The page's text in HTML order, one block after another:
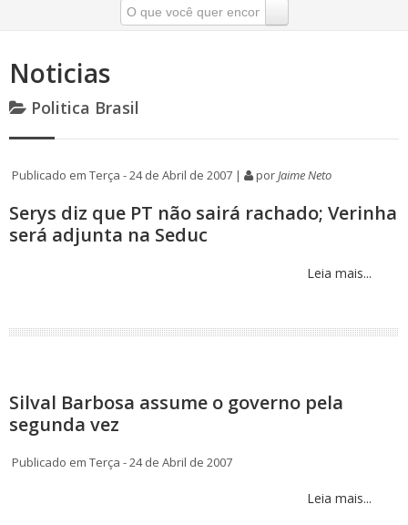
Noticias
Politica Brasil
Publicado em Terça - 24 de Abril de 2007 | porJaime Neto
Serys diz que PT não sairá rachado; Verinha
será adjunta na Seduc
Leia mais...
Silval Barbosa assume o governo pela
segunda vez
Publicado em Terça - 24 de Abril de 2007
Leia mais...